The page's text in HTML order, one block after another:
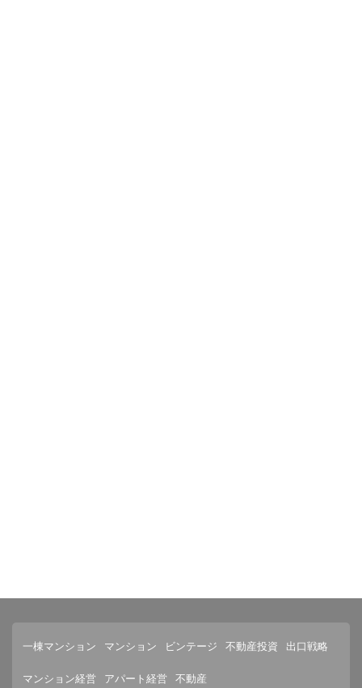
一棟マンション マンション ビンテージ 不動産投資 出口戦略
マンション経営 アパート経営 不動産